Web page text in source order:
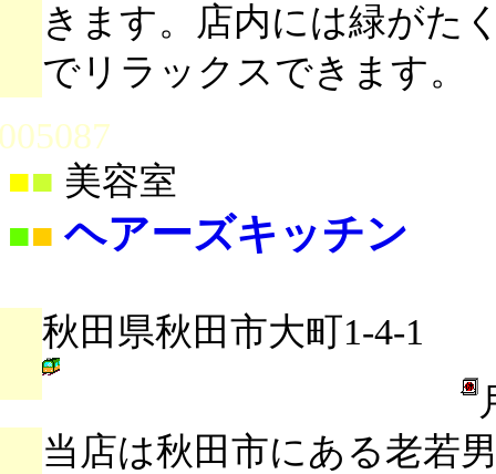
きます。店内には緑がた
でリラックスできます。
■ 美容室
■■ ヘアーズキッチン
秋田県秋田市大町1-4-1
当店は秋田市にある老若